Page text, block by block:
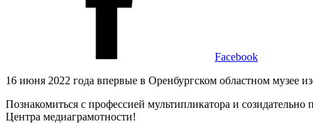
Facebook
16 июня 2022 года впервые в Оренбургском областном музее
Познакомиться с профессией мультипликатора и
Центра медиаграмотности!